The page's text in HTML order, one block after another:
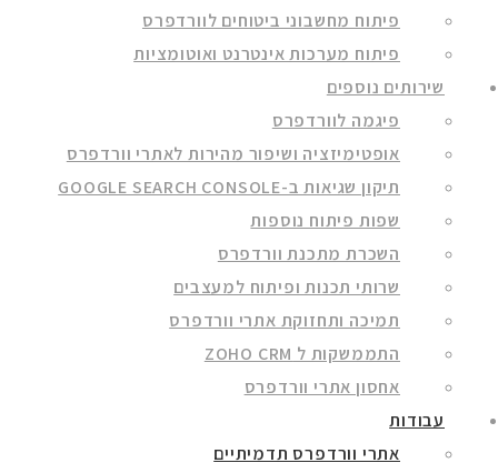
פיתוח מחשבוני ביטוחים לוורדפרס
פיתוח מערכות אינטרנט ואוטומציות
שירותים נוספים
פיגמה לוורדפרס
אופטימיזציה ושיפור מהירות לאתרי וורדפרס
תיקון שגיאות ב-GOOGLE SEARCH CONSOLE
שפות פיתוח נוספות
השכרת מתכנת וורדפרס
שרותי תכנות ופיתוח למעצבים
תמיכה ותחזוקת אתרי וורדפרס
התממשקות ל ZOHO CRM
אחסון אתרי וורדפרס
עבודות
אתרי וורדפרס תדמיתיים